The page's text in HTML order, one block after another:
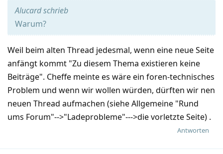
Alucard schrieb
Warum?
Weil beim alten Thread jedesmal, wenn eine neue Seite
anfängt kommt "Zu diesem Thema existieren keine
Beiträge". Cheffe meinte es wäre ein foren-technisches
Problem und wenn wir wollen würden, dürften wir nen
neuen Thread aufmachen (siehe Allgemeine "Rund
ums Forum"-->"Ladeprobleme"--->die vorletzte Seite) .
Antworten